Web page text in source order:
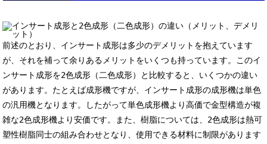
前述のとおり、インサート成形は多少のデメリットを抱えています
が、それを補って余りあるメリットをいくつも持っています。このイ
ンサート成形を2色成形（二色成形）と比較すると、いくつかの違い
があります。たとえば成形機ですが、インサート成形の成形機は単色
の汎用機となります。したがって単色成形機より高価で金型構造が複
雑な2色成形機より安価です。また、樹脂については、2色成形は熱可
塑性樹脂同士の組み合わせとなり、使用できる材料に制限があります